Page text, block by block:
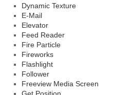
Dynamic Texture
E-Mail
Elevator
Feed Reader
Fire Particle
Fireworks
Flashlight
Follower
Freeview Media Screen